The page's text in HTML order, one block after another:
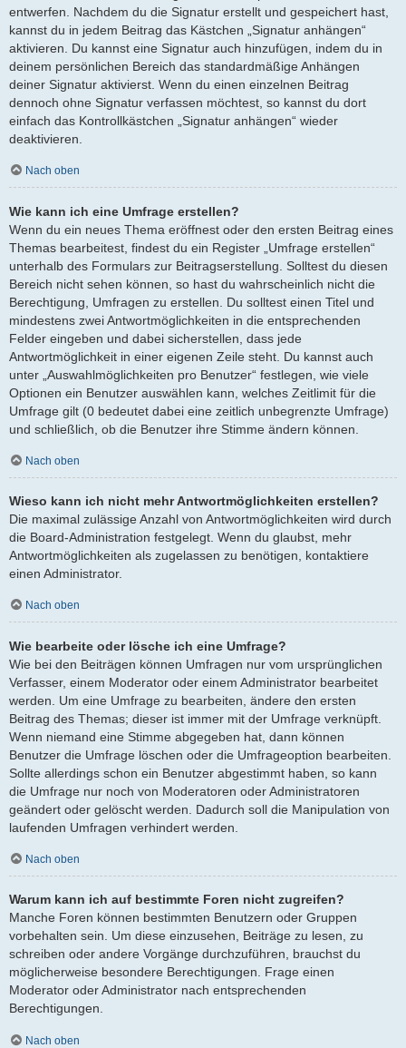
entwerfen. Nachdem du die Signatur erstellt und gespeichert hast,
kannst du in jedem Beitrag das Kästchen „Signatur anhängen“
aktivieren. Du kannst eine Signatur auch hinzufügen, indem du in
deinem persönlichen Bereich das standardmäßige Anhängen
deiner Signatur aktivierst. Wenn du einen einzelnen Beitrag
dennoch ohne Signatur verfassen möchtest, so kannst du dort
einfach das Kontrollkästchen „Signatur anhängen“ wieder
deaktivieren.
Nach oben
Wie kann ich eine Umfrage erstellen?
Wenn du ein neues Thema eröffnest oder den ersten Beitrag eines
Themas bearbeitest, findest du ein Register „Umfrage erstellen“
unterhalb des Formulars zur Beitragserstellung. Solltest du diesen
Bereich nicht sehen können, so hast du wahrscheinlich nicht die
Berechtigung, Umfragen zu erstellen. Du solltest einen Titel und
mindestens zwei Antwortmöglichkeiten in die entsprechenden
Felder eingeben und dabei sicherstellen, dass jede
Antwortmöglichkeit in einer eigenen Zeile steht. Du kannst auch
unter „Auswahlmöglichkeiten pro Benutzer“ festlegen, wie viele
Optionen ein Benutzer auswählen kann, welches Zeitlimit für die
Umfrage gilt (0 bedeutet dabei eine zeitlich unbegrenzte Umfrage)
und schließlich, ob die Benutzer ihre Stimme ändern können.
Nach oben
Wieso kann ich nicht mehr Antwortmöglichkeiten erstellen?
Die maximal zulässige Anzahl von Antwortmöglichkeiten wird durch
die Board-Administration festgelegt. Wenn du glaubst, mehr
Antwortmöglichkeiten als zugelassen zu benötigen, kontaktiere
einen Administrator.
Nach oben
Wie bearbeite oder lösche ich eine Umfrage?
Wie bei den Beiträgen können Umfragen nur vom ursprünglichen
Verfasser, einem Moderator oder einem Administrator bearbeitet
werden. Um eine Umfrage zu bearbeiten, ändere den ersten
Beitrag des Themas; dieser ist immer mit der Umfrage verknüpft.
Wenn niemand eine Stimme abgegeben hat, dann können
Benutzer die Umfrage löschen oder die Umfrageoption bearbeiten.
Sollte allerdings schon ein Benutzer abgestimmt haben, so kann
die Umfrage nur noch von Moderatoren oder Administratoren
geändert oder gelöscht werden. Dadurch soll die Manipulation von
laufenden Umfragen verhindert werden.
Nach oben
Warum kann ich auf bestimmte Foren nicht zugreifen?
Manche Foren können bestimmten Benutzern oder Gruppen
vorbehalten sein. Um diese einzusehen, Beiträge zu lesen, zu
schreiben oder andere Vorgänge durchzuführen, brauchst du
möglicherweise besondere Berechtigungen. Frage einen
Moderator oder Administrator nach entsprechenden
Berechtigungen.
Nach oben